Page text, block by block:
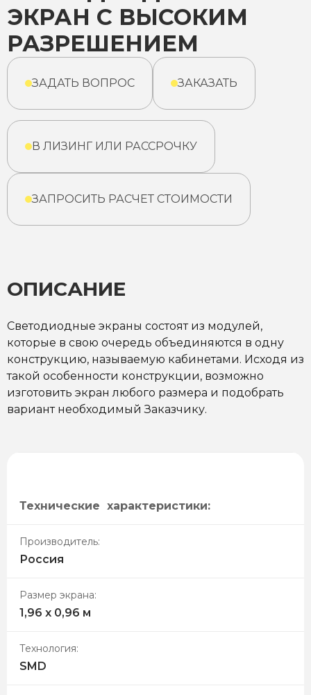
ЭКРАН С ВЫСОКИМ
РАЗРЕШЕНИЕМ
ЗАДАТЬ ВОПРОС ЗАКАЗАТЬ
В ЛИЗИНГ ИЛИ РАССРОЧКУ
ЗАПРОСИТЬ РАСЧЕТ СТОИМОСТИ
ОПИСАНИЕ
Светодиодные экраны состоят из модулей,
которые в свою очередь объединяются в одну
конструкцию, называемую кабинетами. Исходя из
такой особенности конструкции, возможно
изготовить экран любого размера и подобрать
вариант необходимый Заказчику.
Технические характеристики:
Производитель:
Россия
Размер экрана:
1,96 х 0,96 м
Технология:
SMD